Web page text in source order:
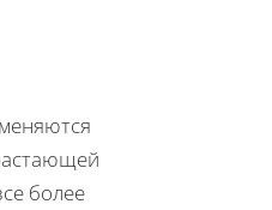
более